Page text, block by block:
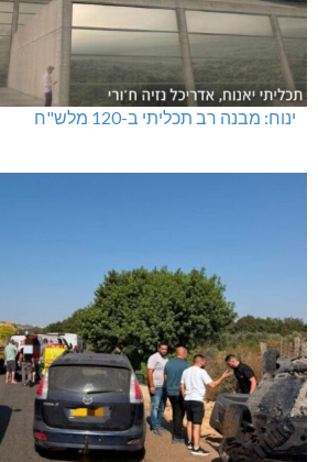
ינוח: מבנה רב תכליתי ב-120 מלש"ח